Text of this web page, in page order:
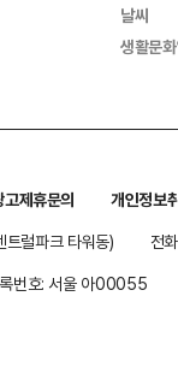
날씨
생활문
고제휴문의
개인정보
럴파크 타워동)
전
번호: 서울 아00055